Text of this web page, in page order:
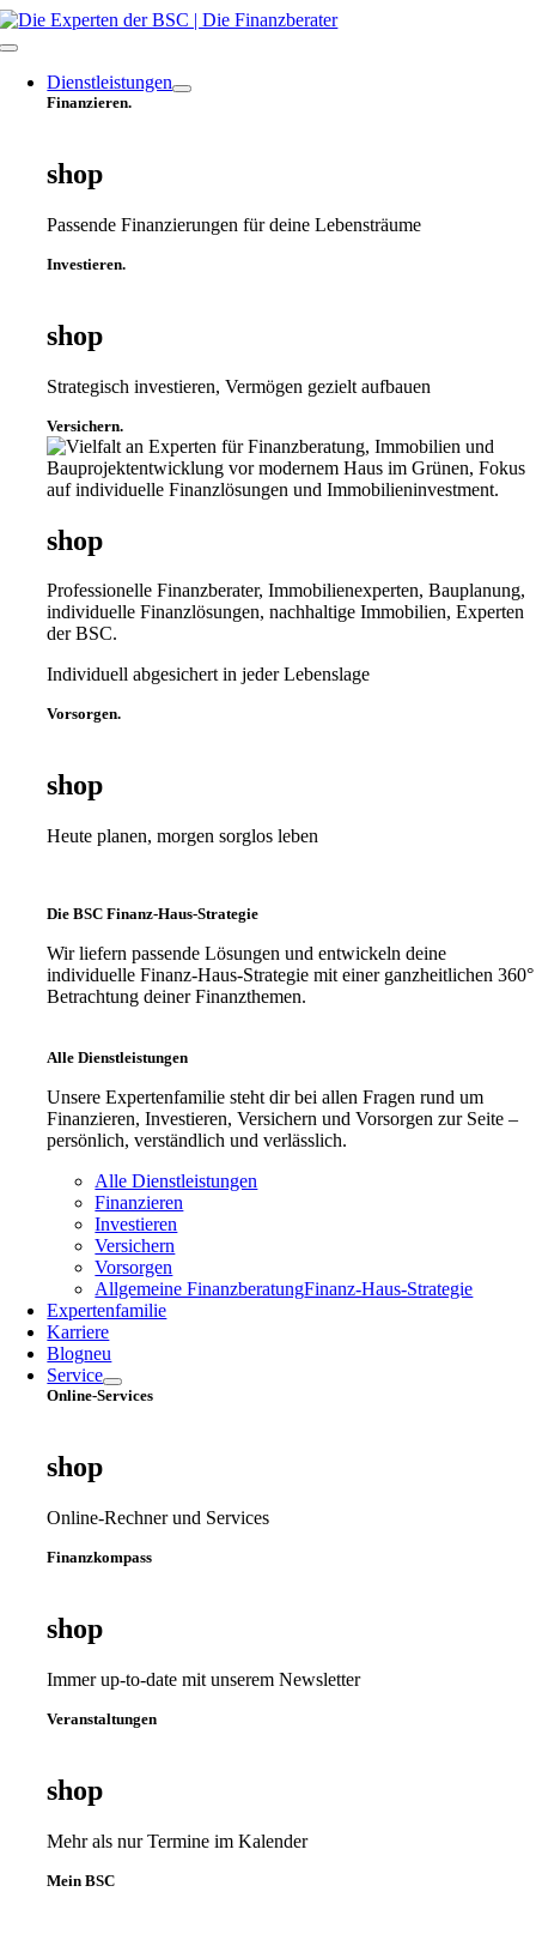
Zum
Inhalt
Toggle
NavigationDienstleistungen
Finanzieren.
shop
Passende Finanzierungen für deine Lebensträume
Investieren.
shop
Strategisch investieren, Vermögen gezielt aufbauen
Versichern.
shop
Professionelle Finanzberater, Immobilienexperten, Bauplanung,
individuelle Finanzlösungen, nachhaltige Immobilien, Experten
der BSC.
Individuell abgesichert in jeder Lebenslage
Vorsorgen.
shop
Heute planen, morgen sorglos leben
Die BSC Finanz-Haus-Strategie
Wir liefern passende Lösungen und entwickeln deine
individuelle Finanz-Haus-Strategie mit einer ganzheitlichen 360°
Betrachtung deiner Finanzthemen.
Alle Dienstleistungen
Unsere Expertenfamilie steht dir bei allen Fragen rund um
Finanzieren, Investieren, Versichern und Vorsorgen zur Seite –
persönlich, verständlich und verlässlich.
Alle Dienstleistungen
Finanzieren
Investieren
Versichern
Vorsorgen
Allgemeine FinanzberatungFinanz‑Haus‑Strategie
Expertenfamilie
Karriere
Blogneu
Service
Online-Services
shop
Online-Rechner und Services
Finanzkompass
shop
Immer up-to-date mit unserem Newsletter
Veranstaltungen
shop
Mehr als nur Termine im Kalender
Mein BSC